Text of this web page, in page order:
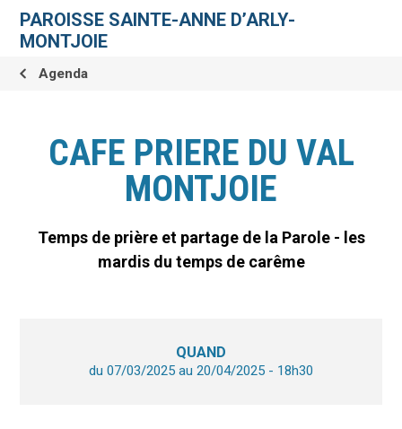
contenu.
navigation
personnelsPAROISSE SAINTE-ANNE D’ARLY-
MONTJOIE
Agenda
CAFE PRIERE DU VAL
MONTJOIE
Temps de prière et partage de la Parole - les
mardis du temps de carême
QUAND
du 07/03/2025 au 20/04/2025 - 18h30